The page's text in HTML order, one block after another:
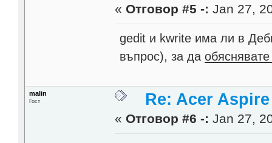
« Отговор #5 -: Jan 27,
gedit и kwrite има ли в
въпрос), за да
malin
Гост Re: Acer
« Отговор #6 -: Jan 27,